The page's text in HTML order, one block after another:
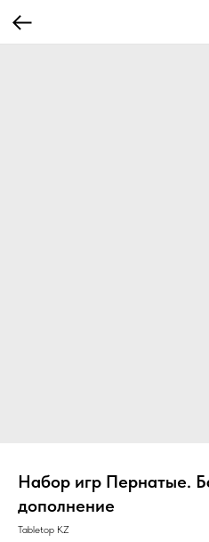
Набор игр Пернатые.
дополнение
Tabletop KZ